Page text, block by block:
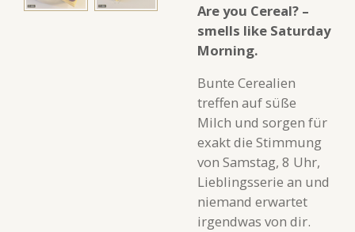
Are you Cereal? –
smells like Saturday
Morning.
Bunte Cerealien
treffen auf süße
Milch und sorgen für
exakt die Stimmung
von Samstag, 8 Uhr,
Lieblingsserie an und
niemand erwartet
irgendwas von dir.